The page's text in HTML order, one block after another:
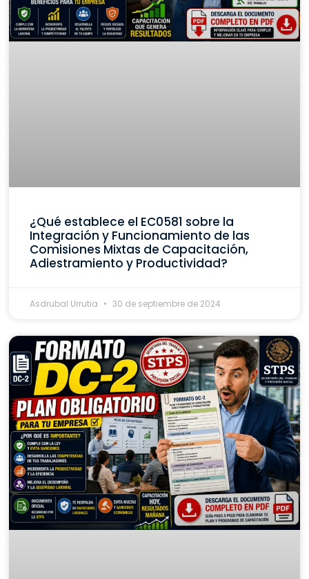
¿Qué establece el EC0581 sobre la
Integración y Funcionamiento de las
Comisiones Mixtas de Capacitación,
Adiestramiento y Productividad?
Asdrubal Urrutia 30 de septiembre de 2024